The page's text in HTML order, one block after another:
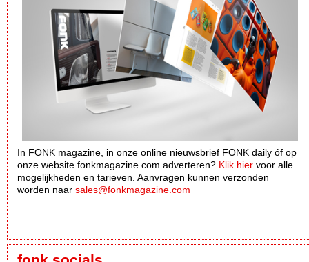
In FONK magazine, in onze online nieuwsbrief FONK daily óf op
onze website fonkmagazine.com adverteren? Klik hier voor alle
mogelijkheden en tarieven. Aanvragen kunnen verzonden
worden naar sales@fonkmagazine.com